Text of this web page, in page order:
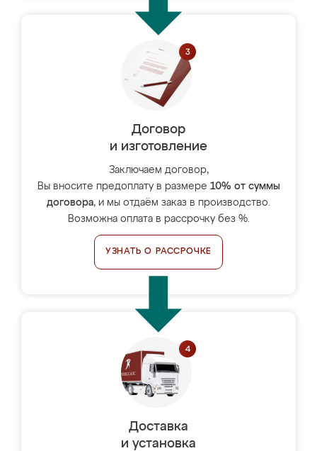
Договор
и изготовление
Заключаем договор,
Вы вносите предоплату в размере 10% от суммы
договора, и мы отдаём заказ в производство.
Возможна оплата в рассрочку без %.
УЗНАТЬ О РАССРОЧКЕ
Доставка
и установка